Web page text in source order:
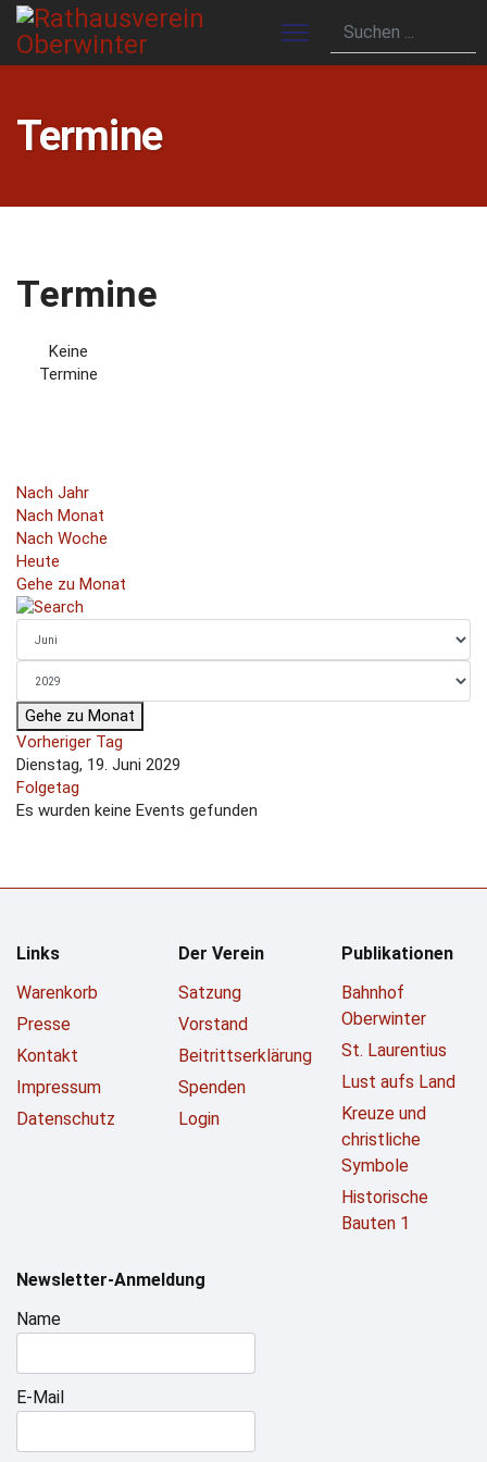
Termine
Termine
Keine
Termine
Nach Jahr
Nach Monat
Nach Woche
Heute
Gehe zu Monat
Gehe zu Monat
Vorheriger Tag
Dienstag, 19. Juni 2029
Folgetag
Es wurden keine Events gefunden
Links
Warenkorb
Presse
Kontakt
Impressum
Datenschutz
Der Verein
Satzung
Vorstand
Beitrittserklärung
Spenden
Login
Publikationen
Bahnhof
Oberwinter
St. Laurentius
Lust aufs Land
Kreuze und
christliche
Symbole
Historische
Bauten 1
Newsletter-Anmeldung
Name
E-Mail